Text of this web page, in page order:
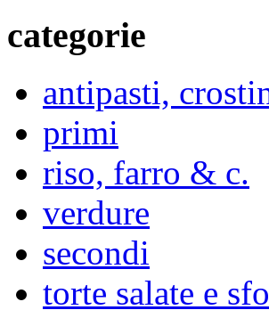
categorie
antipasti,
primi
riso, farro & c.
verdure
secondi
torte salate e